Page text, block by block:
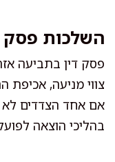
השלכות פסק
פסק דין בתביעה
צווי מניעה, אכיפת
אם אחד הצדדים לא
בהליכי הוצאה